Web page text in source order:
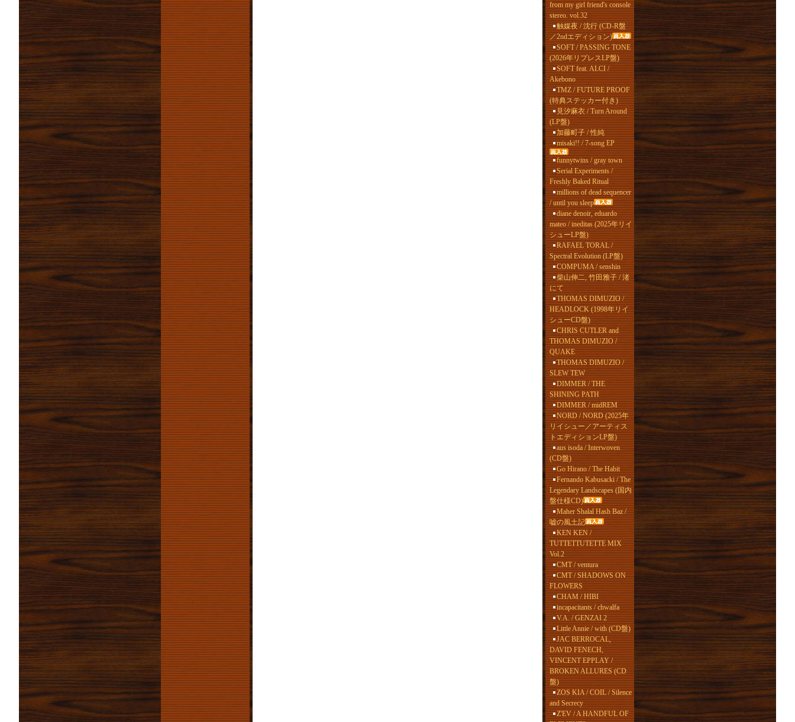
from my girl friend's console
stereo. vol.32
触媒夜 / 沈行 (CD-R盤
／2ndエディション)
SOFT / PASSING TONE
(2026年リプレスLP盤)
SOFT feat. ALCI /
Akebono
TMZ / FUTURE PROOF
(特典ステッカー付き)
見汐麻衣 / Turn Around
(LP盤)
加藤町子 / 性純
misaki!! / 7-song EP
funnytwins / gray town
Serial Experiments /
Freshly Baked Ritual
millions of dead sequencer
/ until you sleep
diane denoir, eduardo
mateo / ineditas (2025年リイ
シューLP盤)
RAFAEL TORAL /
Spectral Evolution (LP盤)
COMPUMA / senshin
柴山伸二, 竹田雅子 / 渚
にて
THOMAS DIMUZIO /
HEADLOCK (1998年リイ
シューCD盤)
CHRIS CUTLER and
THOMAS DIMUZIO /
QUAKE
THOMAS DIMUZIO /
SLEW TEW
DIMMER / THE
SHINING PATH
DIMMER / midREM
NORD / NORD (2025年
リイシュー／アーティス
トエディションLP盤)
aus isoda / Interwoven
(CD盤)
Go Hirano / The Habit
Fernando Kabusacki / The
Legendary Landscapes (国内
盤仕様CD)
Maher Shalal Hash Baz /
嘘の風土記
KEN KEN /
TUTTETTUTETTE MIX
Vol.2
CMT / ventura
CMT / SHADOWS ON
FLOWERS
CHAM / HIBI
incapacitants / chwalfa
V.A. / GENZAI 2
Little Annie / with (CD盤)
JAC BERROCAL,
DAVID FENECH,
VINCENT EPPLAY /
BROKEN ALLURES (CD
盤)
ZOS KIA / COIL / Silence
and Secrecy
Z'EV / A HANDFUL OF